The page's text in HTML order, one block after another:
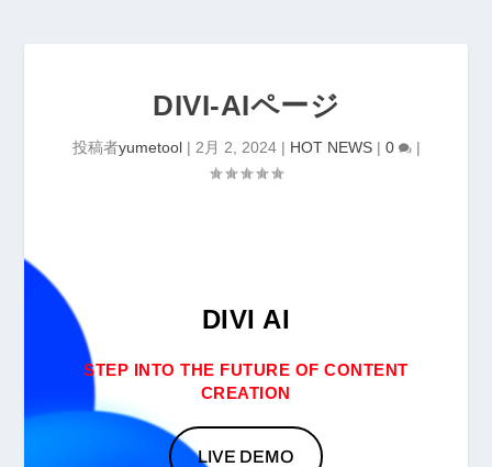
DIVI-AIページ
投稿者yumetool| 2月 2, 2024| HOT NEWS| 0 |
DIVI AI
STEP INTO THE FUTURE OF CONTENT
CREATION
LIVE DEMO